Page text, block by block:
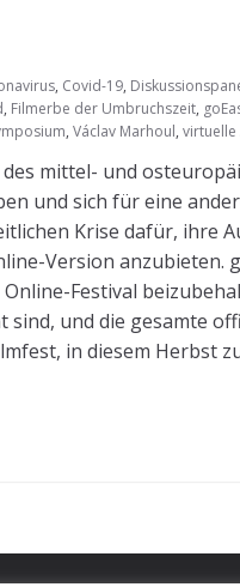
, Covid-19,
, Filmerbe der Umbruchszeit,
, Václav Marhoul, virtuelle
mittel- und
und sich für eine
Krise dafür, ihre
Version anzubieten.
Festival
und die gesamte
in diesem Herbst